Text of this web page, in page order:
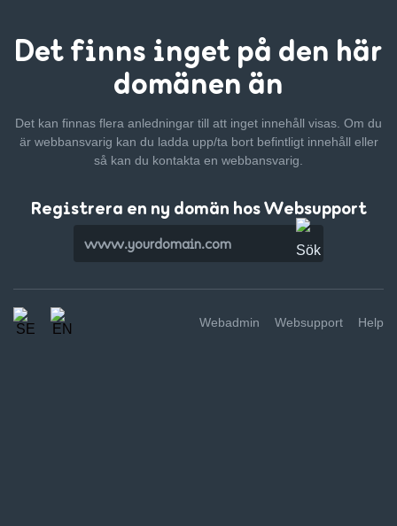
Det finns inget på den här
domänen än
Det kan finnas flera anledningar till att inget innehåll visas. Om du
är webbansvarig kan du ladda upp/ta bort befintligt innehåll eller
så kan du kontakta en webbansvarig.
Registrera en ny domän hos Websupport
Webadmin Websupport Help